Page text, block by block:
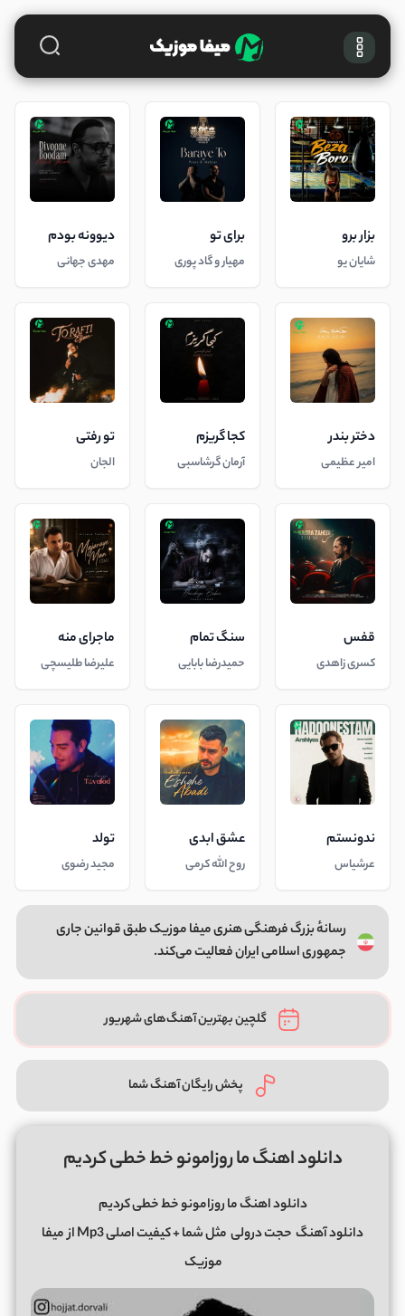
بزار برو
شایان یو
برای تو
مهیار و گاد پوری
دیوونه بودم
مهدی جهانی
دختر بندر
امیر عظیمی
کجا گریزم
آرمان گرشاسبی
تو رفتی
الجان
قفس
کسری زاهدی
سنگ تمام
حمیدرضا بابایی
ماجرای منه
علیرضا طلیسچی
ندونستم
عرشیاس
عشق ابدی
روح الله کرمی
تولد
مجید رضوی
رسانهٔ بزرگ فرهنگی هنری میفا موزیک طبق قوانین جاری
جمهوری اسلامی ایران فعالیت می‌کند.
گلچین بهترین آهنگ‌های شهریور
پخش رایگان آهنگ شما
دانلود اهنگ ما روزامونو خط خطی کردیم
دانلود اهنگ ما روزامونو خط خطی کردیم
دانلود آهنگ حجت درولی مثل شما + کیفیت اصلی Mp3 از
میفا
موزیک